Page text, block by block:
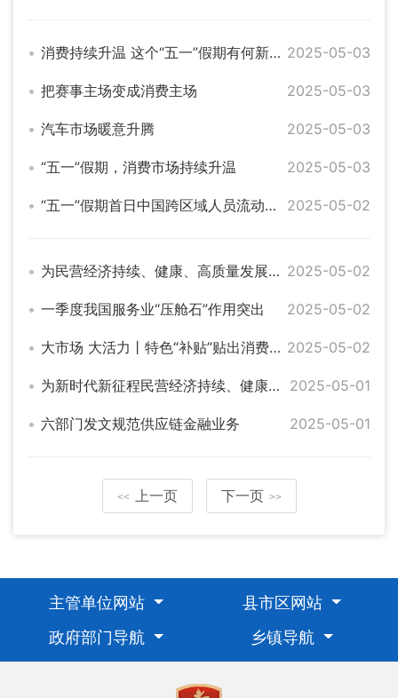
消费持续升温 这个“五一”假期有何新亮点？ 2025-05-03
把赛事主场变成消费主场 2025-05-03
汽车市场暖意升腾 2025-05-03
“五一”假期，消费市场持续升温 2025-05-03
“五一”假期首日中国跨区域人员流动预计超3.4亿人次 2025-05-02
为民营经济持续、健康、高质量发展提供坚实法治保障——“中国经济圆桌会”共话民营经济促进法出台 2025-05-02
一季度我国服务业“压舱石”作用突出 2025-05-02
大市场 大活力丨特色“补贴”贴出消费新动能 “万亿级”市场潜力持续释放 2025-05-02
为新时代新征程民营经济持续、健康、高质量发展提供坚实法治保障——全国人大常委会法工委负责人就民营经济促进法答记者问 2025-05-01
六部门发文规范供应链金融业务 2025-05-01
<< 上一页 下一页 >>
主管单位网站
县市区网站
政府部门导航
乡镇导航